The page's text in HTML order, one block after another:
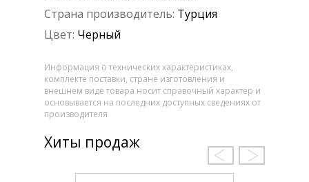
Страна производитель: Турция
Цвет: Черный
Информация о технических характеристиках,
комплекте поставки, стране изготовления и
внешнем виде товара носит справочный характер и
основывается на последних доступных сведениях от
производителя
Хиты продаж